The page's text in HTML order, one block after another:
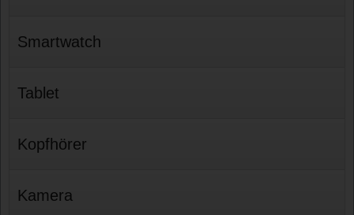
Smartwatch
Tablet
Kopfhörer
Kamera